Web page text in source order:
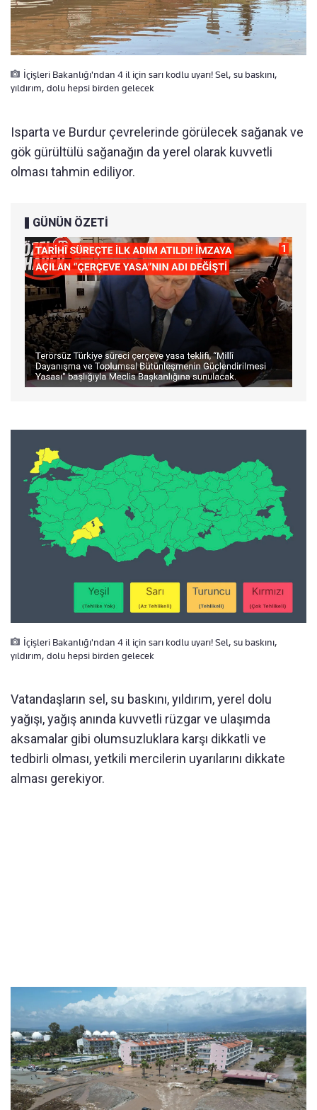
İçişleri Bakanlığı'ndan 4 il için sarı kodlu uyarı! Sel, su baskını,
yıldırım, dolu hepsi birden gelecek
Isparta ve Burdur çevrelerinde görülecek sağanak ve
gök gürültülü sağanağın da yerel olarak kuvvetli
olması tahmin ediliyor.
GÜNÜN ÖZETİ
İçişleri Bakanlığı'ndan 4 il için sarı kodlu uyarı! Sel, su baskını,
yıldırım, dolu hepsi birden gelecek
Vatandaşların sel, su baskını, yıldırım, yerel dolu
yağışı, yağış anında kuvvetli rüzgar ve ulaşımda
aksamalar gibi olumsuzluklara karşı dikkatli ve
tedbirli olması, yetkili mercilerin uyarılarını dikkate
alması gerekiyor.